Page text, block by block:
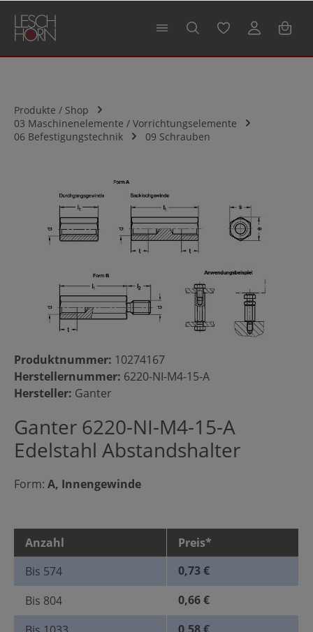
springen
Produkte / Shop
03 Maschinenelemente / Vorrichtungselemente
06 Befestigungstechnik
09 Schrauben
Bildergalerie überspringen
Produktnummer: 10274167
Herstellernummer: 6220-NI-M4-15-A
Hersteller: Ganter
Ganter 6220-NI-M4-15-A
Edelstahl Abstandshalter
Form: A, Innengewinde
Anzahl
Preis*
Bis 574
0,73 €
Bis 804
0,66 €